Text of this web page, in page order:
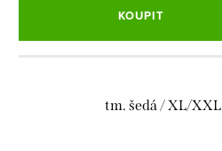
KOUPIT
tm. šedá / XL/XXL